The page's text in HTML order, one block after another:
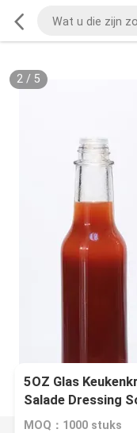
2/ 5
5OZ Glas
Salade Dressing
MOQ：1000 stuks